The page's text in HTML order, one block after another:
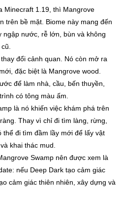
Minecraft 1.19, thì Mangrove
trên bề mặt. Biome này mang đến
ngập nước, rễ lớn, bùn và không
đổi cảnh quan. Nó còn mở ra
đặc biệt là Mangrove wood.
để làm nhà, cầu, bến thuyền,
có tông màu ấm.
là nó khiến việc khám phá trên
Thay vì chỉ đi tìm làng, rừng,
đi tìm đầm lầy mới để lấy vật
khai thác mud.
Swamp nên được xem là
nếu Deep Dark tạo cảm giác
cảm giác thiên nhiên, xây dựng và